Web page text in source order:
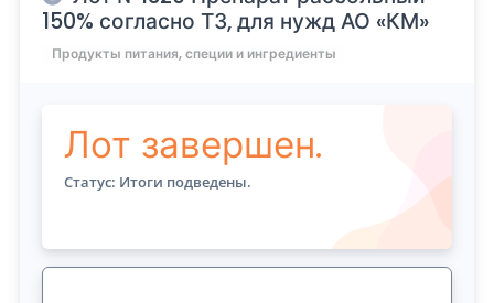
150% согласно ТЗ, для нужд АО «КМ»
Продукты питания, специи и ингредиенты
Лот завершен.
Статус: Итоги подведены.